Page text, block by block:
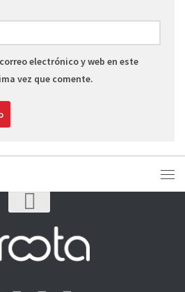
electrónico y web en este
vez que comente.